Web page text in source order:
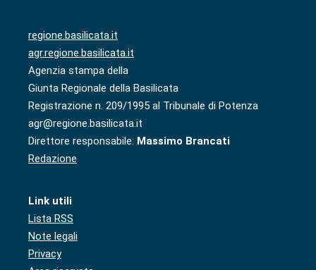
regione.basilicata.it
agr.regione.basilicata.it
Agenzia stampa della
Giunta Regionale della Basilicata
Registrazione n. 209/1995 al Tribunale di Potenza
agr@regione.basilicata.it
Direttore responsabile: Massimo Brancati
Redazione
Link utili
Lista RSS
Note legali
Privacy